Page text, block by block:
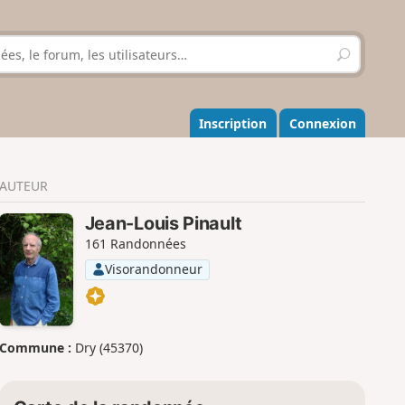
R
e
h
e
r
r
Inscription Connexion
AUTEUR
Jean-Louis Pinault
161 Randonnées
Visorandonneur
Commune : Dry (45370)